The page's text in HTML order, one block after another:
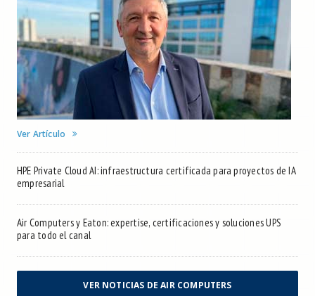
Ver Artículo
HPE Private Cloud AI: infraestructura certificada para proyectos de IA
empresarial
Air Computers y Eaton: expertise, certificaciones y soluciones UPS
para todo el canal
VER NOTICIAS DE AIR COMPUTERS